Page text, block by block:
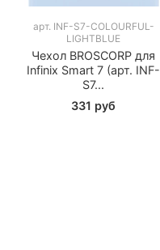
арт. INF-S7-COLOURFUL-
LIGHTBLUE
Чехол BROSCORP для
Infinix Smart 7 (арт. INF-
S7...
331 руб